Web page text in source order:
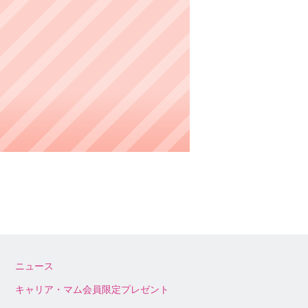
ニュース
キャリア・マム会員限定プレゼント